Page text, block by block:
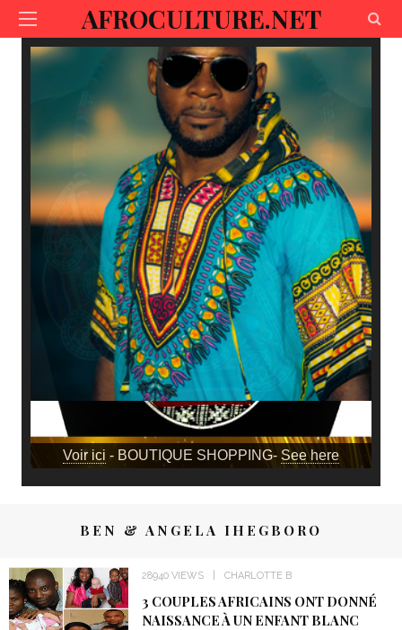
AFROCULTURE.NET
Voir ici - BOUTIQUE SHOPPING- See here
BEN & ANGELA IHEGBORO
28940 VIEWS CHARLOTTE B
3 COUPLES AFRICAINS ONT DONNÉ
NAISSANCE À UN ENFANT BLANC